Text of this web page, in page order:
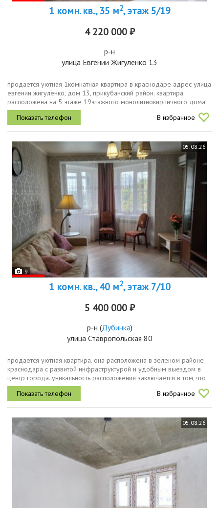
1 комн. кв., 35 м2, этаж 5/19
4 220 000 ₽
р-н
улица Евгении Жигуленко 13
продаётся уютная 1комнатная квартира в краснодаре адрес улица
евгении жигуленко, дом 13, прикубанский район. квартира
расположена на 5 этаже 19этажного монолитнокирпичного дома
повышенной комфортности. высота потолков составляет 2,75
метра, что...
В избранное
05.08.26
9
1 комн. кв., 40 м2, этаж 7/10
5 400 000 ₽
р-н (Дубинка)
улица Ставропольская 80
продается уютная квартира. она расположена в зеленом районе
краснодара с развитой инфраструктурой и удобным выездом в
центр города. уникальность расположения заключается в том, что
за 1015 минут можно добраться во все районы города. так же ,
что...
В избранное
05.08.26